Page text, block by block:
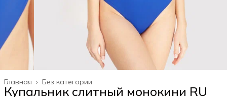
Без категории
Главная ›
Купальник слитный монокини RU